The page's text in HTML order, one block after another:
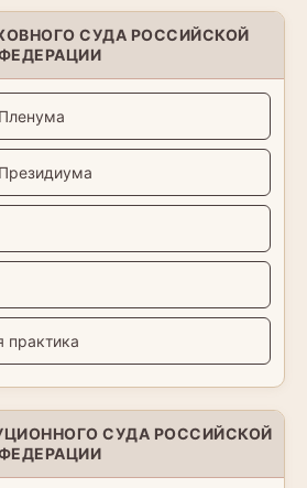
СУДА РОССИЙСКОЙ
СУДА РОССИЙСКОЙ